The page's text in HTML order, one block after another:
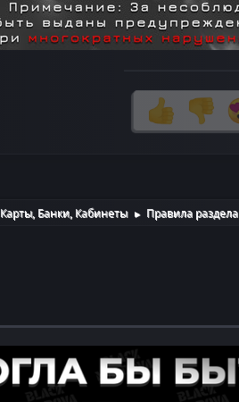
Карты, Банки, Кабинеты ► Правила раздела